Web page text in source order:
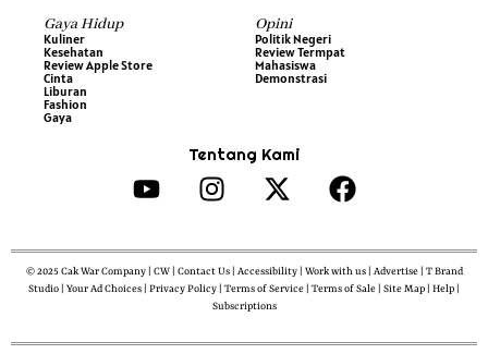
Gaya Hidup
Kuliner
Kesehatan
Review Apple Store
Cinta
Liburan
Fashion
Gaya
Opini
Politik Negeri
Review Termpat
Mahasiswa
Demonstrasi
Tentang Kami
© 2025 Cak War Company | CW | Contact Us | Accessibility | Work with us | Advertise | T Brand
Studio | Your Ad Choices | Privacy Policy | Terms of Service | Terms of Sale | Site Map | Help |
Subscriptions